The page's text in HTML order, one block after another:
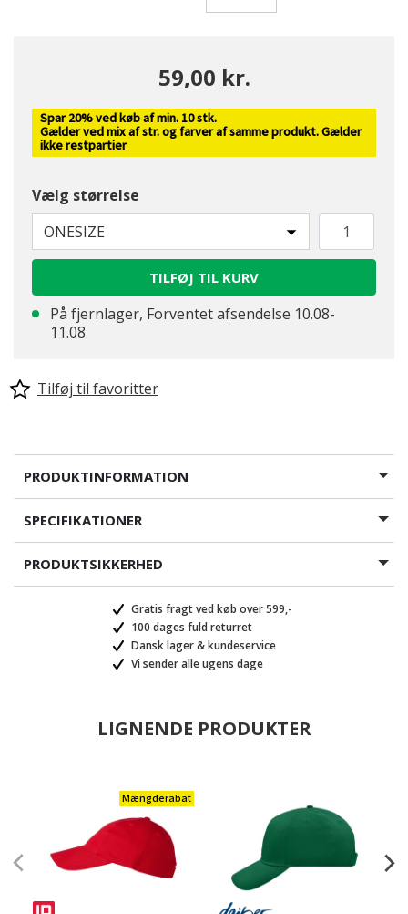
59,00 kr.
Spar 20% ved køb af min. 10 stk.
Gælder ved mix af str. og farver af samme produkt. Gælder
ikke restpartier
Vælg størrelse
ONESIZE
TILFØJ TIL KURV
På fjernlager, Forventet afsendelse 10.08-
11.08
Tilføj til favoritter
PRODUKTINFORMATION
SPECIFIKATIONER
PRODUKTSIKKERHED
Gratis fragt ved køb over 599,-
100 dages fuld returret
Dansk lager & kundeservice
Vi sender alle ugens dage
LIGNENDE PRODUKTER
Mængderabat